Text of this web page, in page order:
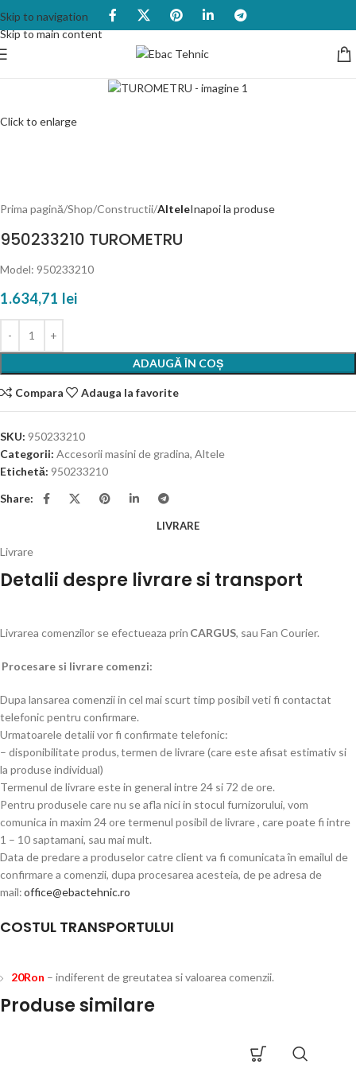
Skip to navigation
Skip to main content
Click to enlarge
Prima pagină Shop Constructii AlteleInapoi la produse
950233210 TUROMETRU
Model: 950233210
1.634,71 lei
ADAUGĂ ÎN COȘ
Compara Adauga la favorite
SKU: 950233210
Categorii: Accesorii masini de gradina, Altele
Etichetă: 950233210
Share:
LIVRARE
Livrare
Detalii despre livrare si transport
Livrarea comenzilor se efectueaza prin CARGUS, sau Fan Courier.
Procesare si livrare comenzi:
Dupa lansarea comenzii in cel mai scurt timp posibil veti fi contactat
telefonic pentru confirmare.
Urmatoarele detalii vor fi confirmate telefonic:
– disponibilitate produs, termen de livrare (care este afisat estimativ si
la produse individual)
Termenul de livrare este in general intre 24 si 72 de ore.
Pentru produsele care nu se afla nici in stocul furnizorului, vom
comunica in maxim 24 ore termenul posibil de livrare , care poate fi intre
1 – 10 saptamani, sau mai mult.
Data de predare a produselor catre client va fi comunicata în emailul de
confirmare a comenzii, dupa procesarea acesteia, de pe adresa de
mail:office@ebactehnic.ro
COSTUL TRANSPORTULUI
20Ron – indiferent de greutatea si valoarea comenzii.
Produse similare